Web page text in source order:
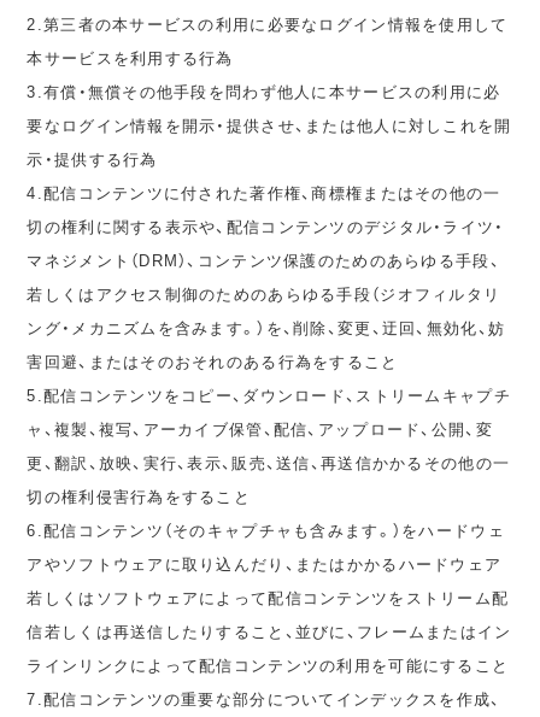
2.第三者の本サービスの利用に必要なログイン情報を使用して
本サービスを利用する行為
3.有償・無償その他手段を問わず他人に本サービスの利用に必
要なログイン情報を開示・提供させ、または他人に対しこれを開
示・提供する行為
4.配信コンテンツに付された著作権、商標権またはその他の一
切の権利に関する表示や、配信コンテンツのデジタル・ライツ・
マネジメント（DRM）、コンテンツ保護のためのあらゆる手段、
若しくはアクセス制御のためのあらゆる手段（ジオフィルタリ
ング・メカニズムを含みます。）を、削除、変更、迂回、無効化、妨
害回避、またはそのおそれのある行為をすること
5.配信コンテンツをコピー、ダウンロード、ストリームキャプチ
ャ、複製、複写、アーカイブ保管、配信、アップロード、公開、変
更、翻訳、放映、実行、表示、販売、送信、再送信かかるその他の一
切の権利侵害行為をすること
6.配信コンテンツ（そのキャプチャも含みます。）をハードウェ
アやソフトウェアに取り込んだり、またはかかるハードウェア
若しくはソフトウェアによって配信コンテンツをストリーム配
信若しくは再送信したりすること、並びに、フレームまたはイン
ラインリンクによって配信コンテンツの利用を可能にすること
7.配信コンテンツの重要な部分についてインデックスを作成、